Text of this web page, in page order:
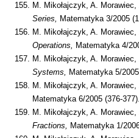
M. Mikołajczyk, A. Morawiec,
Series, Matematyka 3/2005
M. Mikołajczyk, A. Morawiec,
Operations, Matematyka 4/
M. Mikołajczyk, A. Morawiec,
Systems, Matematyka 5/
M. Mikołajczyk, A. Morawiec,
Matematyka 6/2005 (376-377).
M. Mikołajczyk, A. Morawiec,
Fractions, Matematyka 1/